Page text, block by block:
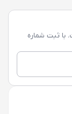
با ثبت شماره